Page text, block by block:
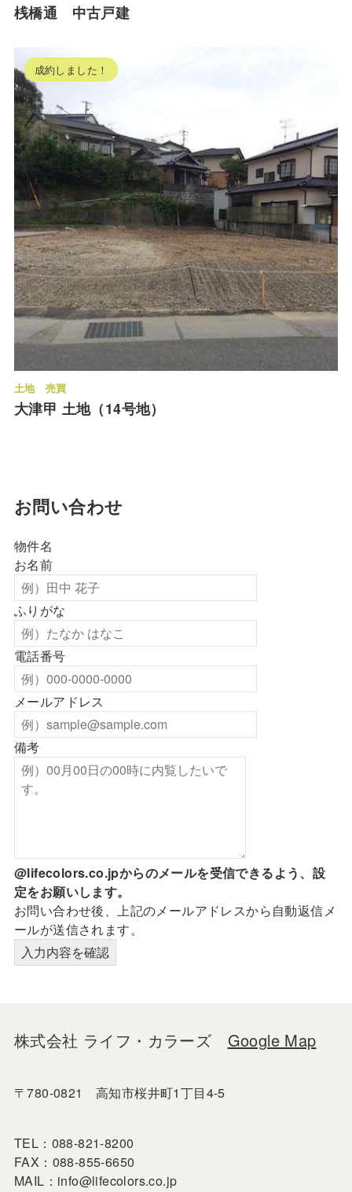
桟橋通 中古戸建
成約しました！
土地 売買
大津甲 土地（14号地）
お問い合わせ
物件名
お名前
ふりがな
電話番号
メールアドレス
備考
@lifecolors.co.jpからのメールを受信できるよう、設
定をお願いします。
お問い合わせ後、上記のメールアドレスから自動返信メ
ールが送信されます。
株式会社 ライフ・カラーズ Google Map
〒780-0821 高知市桜井町1丁目4-5
TEL：088-821-8200
FAX：088-855-6650
MAIL：info@lifecolors.co.jp